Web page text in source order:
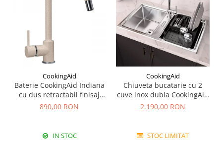
CookingAid
Baterie CookingAid Indiana
cu dus retractabil finisaj
granit Bej Pigmentat /
890,00 RON
IN STOC
CookingAid
Chiuveta bucatarie cu 2
cuve inox dubla CookingAid
FUSION 86BB
2.190,00 RON
STOC LIMITAT